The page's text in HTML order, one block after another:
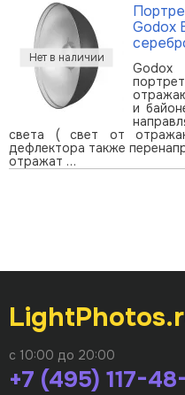
Godox
Godox
и
света ( свет от
дефлектора также
отражат …
с 10:00 до 20:00
+7 (495) 117-